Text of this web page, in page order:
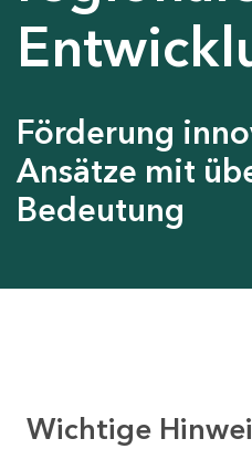
Förderung
Ansätze mit
Bedeutung
Wichtige